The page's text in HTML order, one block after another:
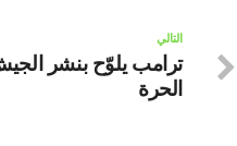
التالي
ترامب يلوّح بنشر
الحرة